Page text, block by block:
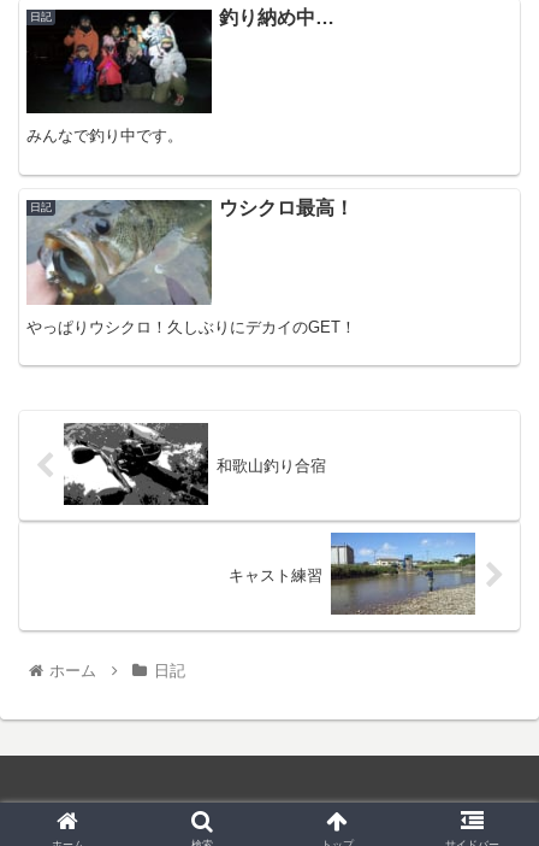
日記 釣り納め中…
みんなで釣り中です。
日記 ウシクロ最高！
やっぱりウシクロ！久しぶりにデカイのGET！
和歌山釣り合宿
キャスト練習
ホーム 日記
© 2019 和菓子屋さんのバス釣り.